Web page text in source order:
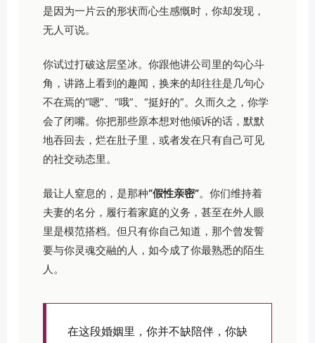
是因为一片云的形状而心生感慨时，你却发现，
无人可说。
你试过打破这层坚冰。你跟他讲公司里的勾心斗
角，讲路上看到的趣闻，换来的却往往是几句心
不在焉的“嗯”、“哦”、“挺好的”。久而久之，你学
会了闭嘴。你把那些原本想对他倾诉的话，默默
地吞回去，烂在肚子里，或者发在只有自己可见
的社交动态里。
最让人窒息的，是那种“假性亲密”。你们维持着
夫妻的名分，履行着家庭的义务，甚至在外人眼
里是模范搭档。但只有你自己知道，那个曾发誓
要与你灵魂交融的人，如今成了你最熟悉的陌生
人。
在这段婚姻里，你并不缺陪伴，你缺